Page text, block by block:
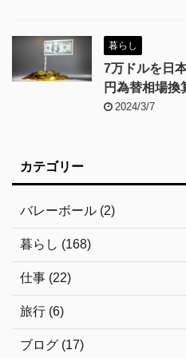
暮らし
7万ドルを日
円為替相場換
2024/3/7
カテゴリー
バレーボール (2)
暮らし (168)
仕事 (22)
旅行 (6)
ブログ (17)